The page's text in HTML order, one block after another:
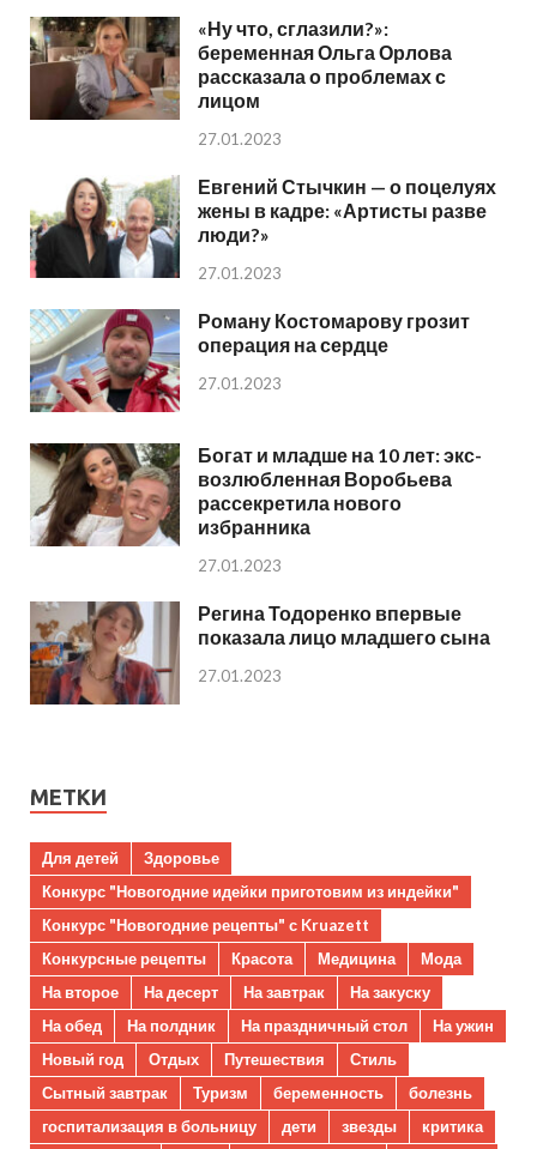
«Ну что, сглазили?»:
беременная Ольга Орлова
рассказала о проблемах с
лицом
27.01.2023
Евгений Стычкин — о поцелуях
жены в кадре: «Артисты разве
люди?»
27.01.2023
Роману Костомарову грозит
операция на сердце
27.01.2023
Богат и младше на 10 лет: экс-
возлюбленная Воробьева
рассекретила нового
избранника
27.01.2023
Регина Тодоренко впервые
показала лицо младшего сына
27.01.2023
МЕТКИ
Для детей
Здоровье
Конкурс "Новогодние идейки приготовим из индейки"
Конкурс "Новогодние рецепты" с Kruazett
Конкурсные рецепты
Красота Медицина
Мода
На второе
На десерт На завтрак
На закуску
На обед
На полдник На праздничный стол
На ужин
Новый год
Отдых Путешествия
Стиль
Сытный завтрак
Туризм беременность
болезнь
госпитализация в больницу
дети звезды
критика